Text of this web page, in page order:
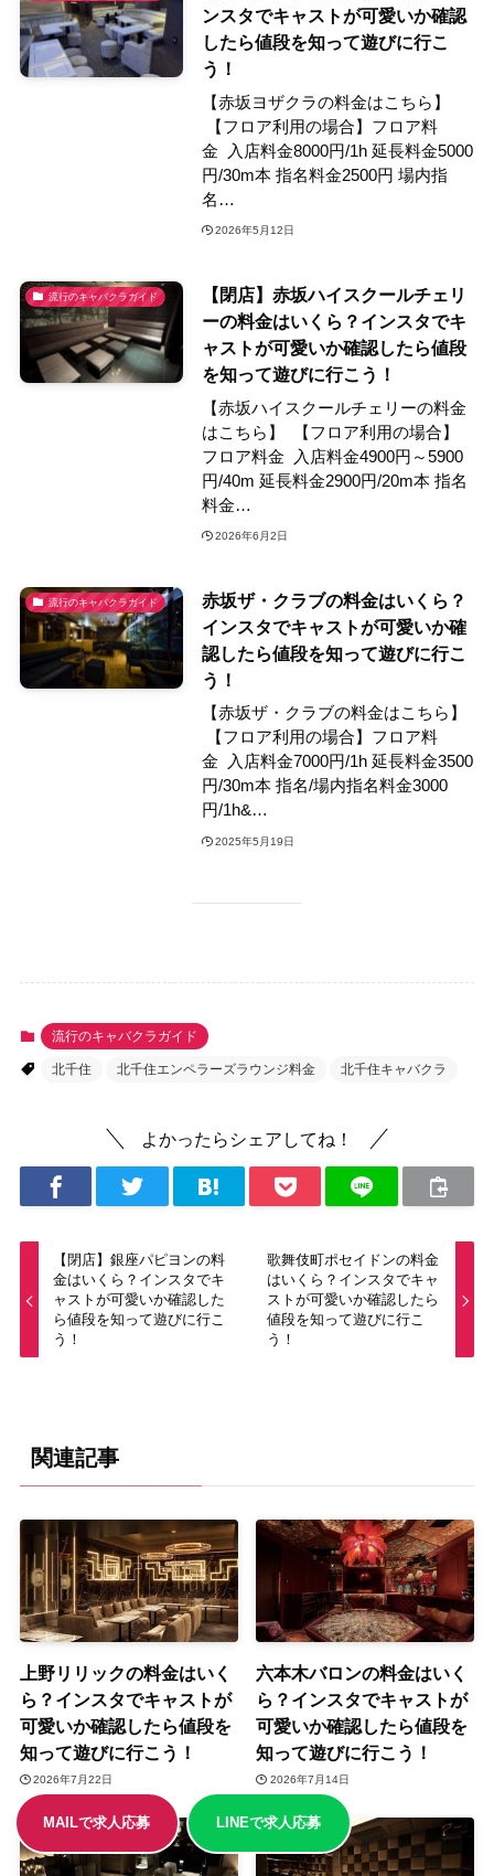
ンスタでキャストが可愛いか確認
したら値段を知って遊びに行こ
う！
【赤坂ヨザクラの料金はこちら】
【フロア利用の場合】フロア料
金 入店料金8000円/1h 延長料金5000
円/30m本 指名料金2500円 場内指
名…
2026年5月12日
流行のキャバクラガイド
【閉店】赤坂ハイスクールチェリ
ーの料金はいくら？インスタでキ
ャストが可愛いか確認したら値段
を知って遊びに行こう！
【赤坂ハイスクールチェリーの料金
はこちら】 【フロア利用の場合】
フロア料金 入店料金4900円～5900
円/40m 延長料金2900円/20m本 指名
料金…
2026年6月2日
流行のキャバクラガイド
赤坂ザ・クラブの料金はいくら？
インスタでキャストが可愛いか確
認したら値段を知って遊びに行こ
う！
【赤坂ザ・クラブの料金はこちら】
【フロア利用の場合】フロア料
金 入店料金7000円/1h 延長料金3500
円/30m本 指名/場内指名料金3000
円/1h&…
2025年5月19日
流行のキャバクラガイド
北千住 北千住エンペラーズラウンジ料金 北千住キャバクラ
よかったらシェアしてね！
【閉店】銀座パピヨンの料
金はいくら？インスタでキ
ャストが可愛いか確認した
ら値段を知って遊びに行こ
う！
歌舞伎町ポセイドンの料金
はいくら？インスタでキャ
ストが可愛いか確認したら
値段を知って遊びに行こ
う！
関連記事
上野リリックの料金はいく
ら？インスタでキャストが
可愛いか確認したら値段を
知って遊びに行こう！
2026年7月22日
六本木バロンの料金はいく
ら？インスタでキャストが
可愛いか確認したら値段を
知って遊びに行こう！
2026年7月14日
MAILで求人応募 LINEで求人応募